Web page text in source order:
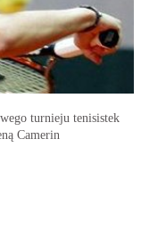
turnieju tenisistek
Camerin